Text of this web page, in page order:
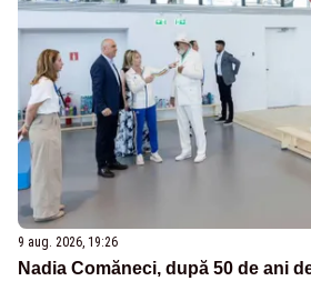
9 aug. 2026, 19:26
Nadia Comăneci, după 50 de ani